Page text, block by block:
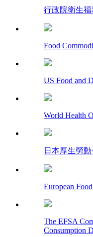
行政院衛生福
Food
US Food and
World Health
日本厚生勞
European
The EFSA
Consumption